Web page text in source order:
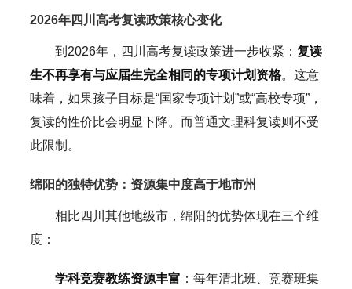
2026年四川高考复读政策核心变化
到2026年，四川高考复读政策进一步收紧： 复读
生不再享有与应届生完全相同的专项计划资格。这意
味着，如果孩子目标是“国家专项计划”或“高校专项”，
复读的性价比会明显下降。而普通文理科复读则不受
此限制。
绵阳的独特优势：资源集中度高于地市州
相比四川其他地级市，绵阳的优势体现在三个维
度：
学科竞赛教练资源丰富 ：每年清北班、竞赛班集